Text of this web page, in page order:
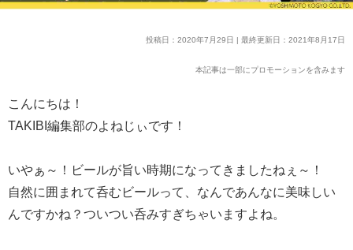
投稿日：2020年7月29日 | 最終更新日：2021年8月17日
本記事は一部にプロモーションを含みます
こんにちは！
TAKIBI編集部のよねじぃです！
いやぁ～！ビールが旨い時期になってきましたねぇ～！
自然に囲まれて呑むビールって、なんであんなに美味しい
んですかね？ついつい呑みすぎちゃいますよね。